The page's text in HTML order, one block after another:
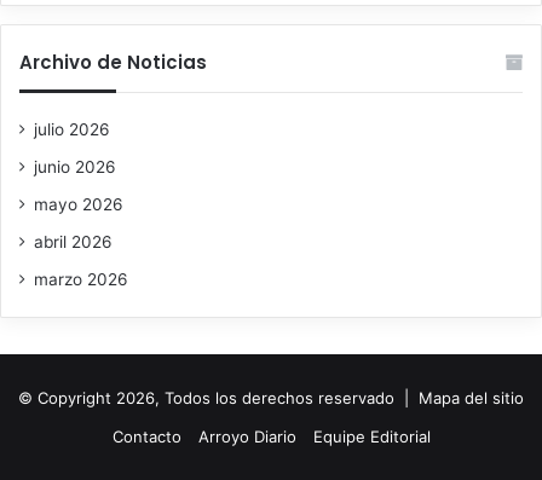
Archivo de Noticias
julio 2026
junio 2026
mayo 2026
abril 2026
marzo 2026
© Copyright 2026, Todos los derechos reservado | Mapa del sitio
Contacto
Arroyo Diario Equipe Editorial